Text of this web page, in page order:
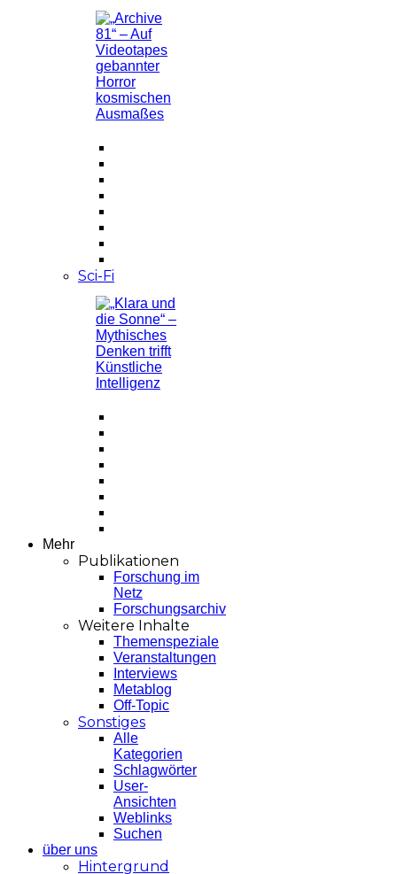
Sci-Fi
Mehr
Publikationen
Forschung im
Netz
Forschungsarchiv
Weitere Inhalte
Themenspeziale
Veranstaltungen
Interviews
Metablog
Off-Topic
Sonstiges
Alle
Kategorien
Schlagwörter
User-
Ansichten
Weblinks
Suchen
über uns
Hintergrund